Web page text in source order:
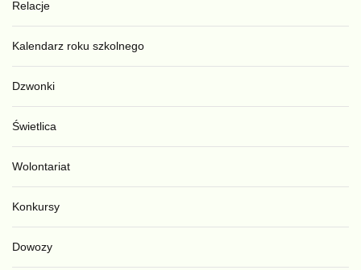
Relacje
Kalendarz roku szkolnego
Dzwonki
Świetlica
Wolontariat
Konkursy
Dowozy